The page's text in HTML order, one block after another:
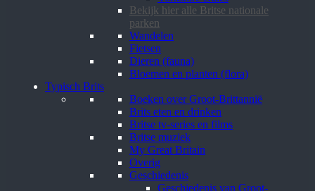
Bekijk hier alle Britse nationale
parken
Wandelen
Fietsen
Dieren (fauna)
Bloemen en planten (flora)
Typisch Brits
Boeken over Groot-Brittannië
Brits eten en drinken
Britse tv-series en films
Britse muziek
My Great Britain
Overig
Geschiedenis
Geschiedenis van Groot-